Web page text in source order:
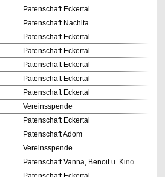
Patenschaft Eckertal
Patenschaft Nachita
Patenschaft Eckertal
Patenschaft Eckertal
Patenschaft Eckertal
Patenschaft Eckertal
Patenschaft Eckertal
Vereinsspende
Patenschaft Eckertal
Patenschaft Adom
Vereinsspende
Patenschaft Vanna, Benoit u. Kino